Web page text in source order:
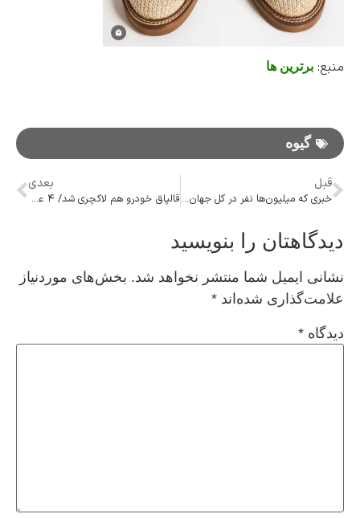
منبع: برترین ها
گیوه‌
قبل
خبری که میلیون‌ها نفر در کل جهان را شاد می‌کند
بعدی
قالپاق خودرو هم لاکچری شد/ ۴ عدد نیم میلیون!
دیدگاهتان را بنویسید
نشانی ایمیل شما منتشر نخواهد شد. بخش‌های موردنیاز
علامت‌گذاری شده‌اند *
دیدگاه *